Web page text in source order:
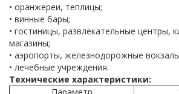
• оранжереи, теплицы;
• винные бары;
• гостиницы, развлекательные центры,
магазины;
• аэропорты, железнодорожные
• лечебные учреждения.
Технические характеристики: